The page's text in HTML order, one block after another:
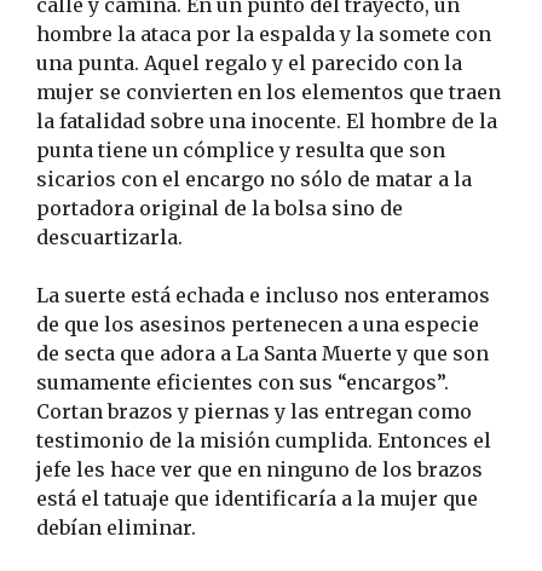
calle y camina. En un punto del trayecto, un
hombre la ataca por la espalda y la somete con
una punta. Aquel regalo y el parecido con la
mujer se convierten en los elementos que traen
la fatalidad sobre una inocente. El hombre de la
punta tiene un cómplice y resulta que son
sicarios con el encargo no sólo de matar a la
portadora original de la bolsa sino de
descuartizarla.
La suerte está echada e incluso nos enteramos
de que los asesinos pertenecen a una especie
de secta que adora a La Santa Muerte y que son
sumamente eficientes con sus “encargos”.
Cortan brazos y piernas y las entregan como
testimonio de la misión cumplida. Entonces el
jefe les hace ver que en ninguno de los brazos
está el tatuaje que identificaría a la mujer que
debían eliminar.